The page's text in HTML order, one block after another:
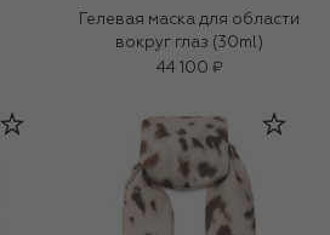
Гелевая маска для области
вокруг глаз (30ml)
44 100 ₽